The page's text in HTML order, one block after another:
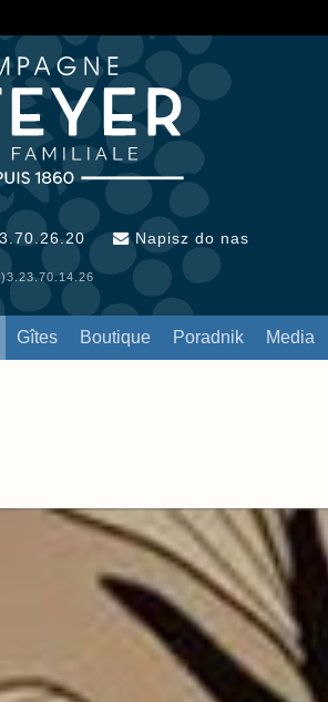
Napisz do nas
Gîtes Boutique Poradnik Media